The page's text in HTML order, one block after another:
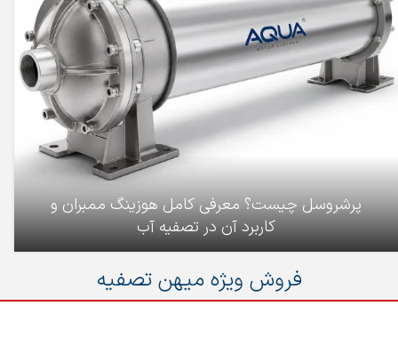
پرشروسل چیست؟ معرفی کامل هوزینگ ممبران و
کاربرد آن در تصفیه آب
فروش ویژه میهن تصفیه